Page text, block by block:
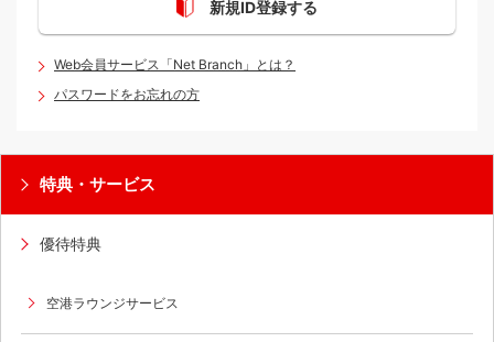
新規ID登録する
Web会員サービス「Net Branch」とは？
パスワードをお忘れの方
特典・サービス
優待特典
空港ラウンジサービス